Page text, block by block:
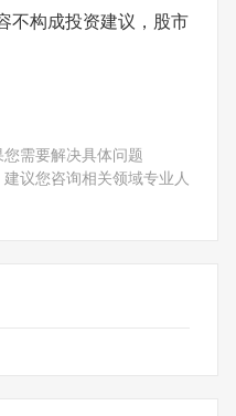
不构成投资建议，股市
需要解决具体问题
议您咨询相关领域专业人